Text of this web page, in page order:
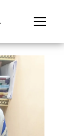
انتقل
المحتوى